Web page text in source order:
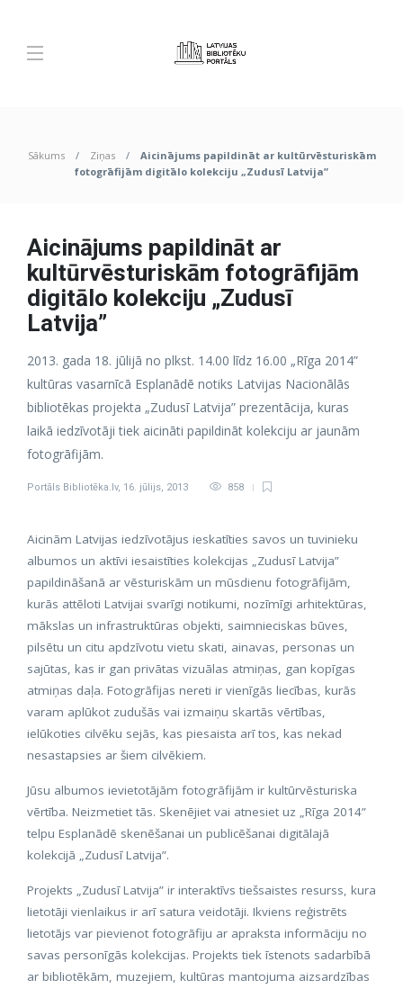
Sākums Ziņas
Aicinājums papildināt ar kultūrvēsturiskām
fotogrāfijām digitālo kolekciju „Zudusī Latvija”
Aicinājums papildināt ar
kultūrvēsturiskām fotogrāfijām
digitālo kolekciju „Zudusī
Latvija”
2013. gada 18. jūlijā no plkst. 14.00 līdz 16.00 „Rīga 2014”
kultūras vasarnīcā Esplanādē notiks Latvijas Nacionālās
bibliotēkas projekta „Zudusī Latvija” prezentācija, kuras
laikā iedzīvotāji tiek aicināti papildināt kolekciju ar jaunām
fotogrāfijām.
Portāls Bibliotēka.lv, 16. jūlijs, 2013 858
Aicinām Latvijas iedzīvotājus ieskatīties savos un tuvinieku
albumos un aktīvi iesaistīties kolekcijas „Zudusī Latvija”
papildināšanā ar vēsturiskām un mūsdienu fotogrāfijām,
kurās attēloti Latvijai svarīgi notikumi, nozīmīgi arhitektūras,
mākslas un infrastruktūras objekti, saimnieciskas būves,
pilsētu un citu apdzīvotu vietu skati, ainavas, personas un
sajūtas, kas ir gan privātas vizuālas atmiņas, gan kopīgas
atmiņas daļa. Fotogrāfijas nereti ir vienīgās liecības, kurās
varam aplūkot zudušās vai izmaiņu skartās vērtības,
ielūkoties cilvēku sejās, kas piesaista arī tos, kas nekad
nesastapsies ar šiem cilvēkiem.
Jūsu albumos ievietotājām fotogrāfijām ir kultūrvēsturiska
vērtība. Neizmetiet tās. Skenējiet vai atnesiet uz „Rīga 2014”
telpu Esplanādē skenēšanai un publicēšanai digitālajā
kolekcijā „Zudusī Latvija”.
Projekts „Zudusī Latvija” ir interaktīvs tiešsaistes resurss, kura
lietotāji vienlaikus ir arī satura veidotāji. Ikviens reģistrēts
lietotājs var pievienot fotogrāfiju ar apraksta informāciju no
savas personīgās kolekcijas. Projekts tiek īstenots sadarbībā
ar bibliotēkām, muzejiem, kultūras mantojuma aizsardzības